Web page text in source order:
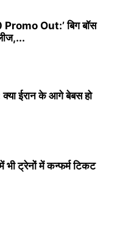
Out:’ बिग बॉस
ईरान के आगे बेबस हो
ट्रेनों में कन्फर्म टिकट